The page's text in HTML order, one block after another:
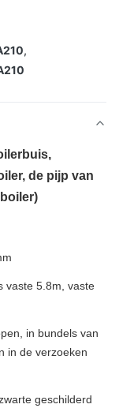
,
de pijp van
vaste 5.8m, vaste
in bundels van
in de verzoeken
geschilderd